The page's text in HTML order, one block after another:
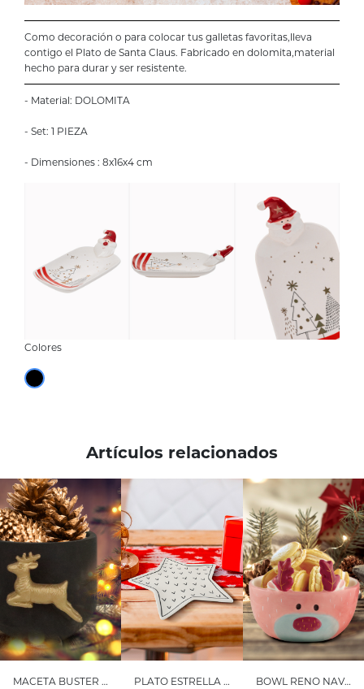
Artículos relacionados
MACETA BUSTER PAQUEÑA PLATO ESTRELLA NAVIDEÑA MARÍA BOWL RENO NAVIDEÑO
Como decoración o para colocar tus galletas favoritas,lleva
contigo el Plato de Santa Claus. Fabricado en dolomita,material
hecho para durar y ser resistente.
- Material: DOLOMITA
- Set: 1 PIEZA
- Dimensiones : 8x16x4 cm
Colores